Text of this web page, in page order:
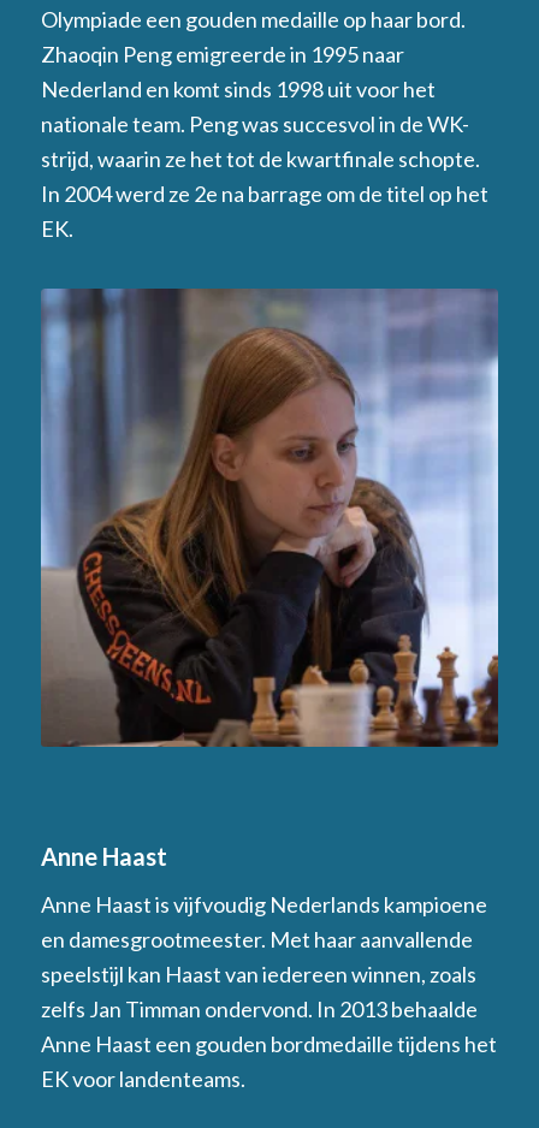
Olympiade een gouden medaille op haar bord.
Zhaoqin Peng emigreerde in 1995 naar
Nederland en komt sinds 1998 uit voor het
nationale team. Peng was succesvol in de WK-
strijd, waarin ze het tot de kwartfinale schopte.
In 2004 werd ze 2e na barrage om de titel op het
EK.
Anne Haast
Anne Haast is vijfvoudig Nederlands kampioene
en damesgrootmeester. Met haar aanvallende
speelstijl kan Haast van iedereen winnen, zoals
zelfs Jan Timman ondervond. In 2013 behaalde
Anne Haast een gouden bordmedaille tijdens het
EK voor landenteams.